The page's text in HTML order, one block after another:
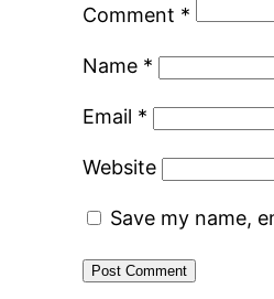
Comment *
Name *
Email *
Website
Save my name,